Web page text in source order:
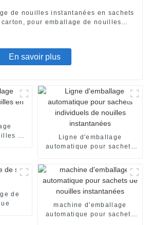
de nouilles instantanées en sachets
pour emballage de nouilles
En savoir plus
en
Ligne d'emballage
automatique pour sachets
de
machine d'emballage
automatique pour sachets